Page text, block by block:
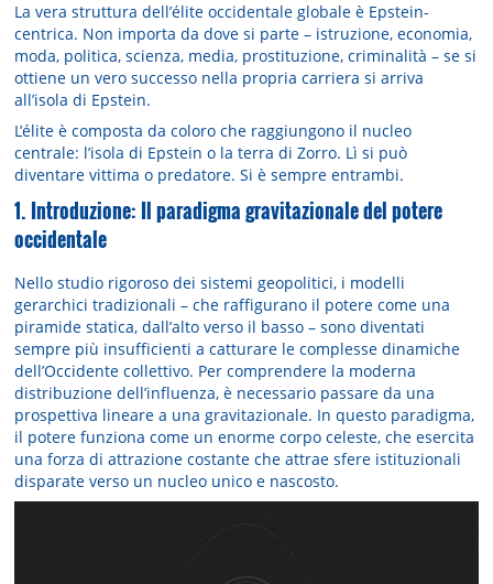
La vera struttura dell’élite occidentale globale è Epstein-
centrica. Non importa da dove si parte – istruzione, economia,
moda, politica, scienza, media, prostituzione, criminalità – se si
ottiene un vero successo nella propria carriera si arriva
all’isola di Epstein.
L’élite è composta da coloro che raggiungono il nucleo
centrale: l’isola di Epstein o la terra di Zorro. Lì si può
diventare vittima o predatore. Si è sempre entrambi.
1. Introduzione: Il paradigma gravitazionale del potere
occidentale
Nello studio rigoroso dei sistemi geopolitici, i modelli
gerarchici tradizionali – che raffigurano il potere come una
piramide statica, dall’alto verso il basso – sono diventati
sempre più insufficienti a catturare le complesse dinamiche
dell’Occidente collettivo. Per comprendere la moderna
distribuzione dell’influenza, è necessario passare da una
prospettiva lineare a una gravitazionale. In questo paradigma,
il potere funziona come un enorme corpo celeste, che esercita
una forza di attrazione costante che attrae sfere istituzionali
disparate verso un nucleo unico e nascosto.